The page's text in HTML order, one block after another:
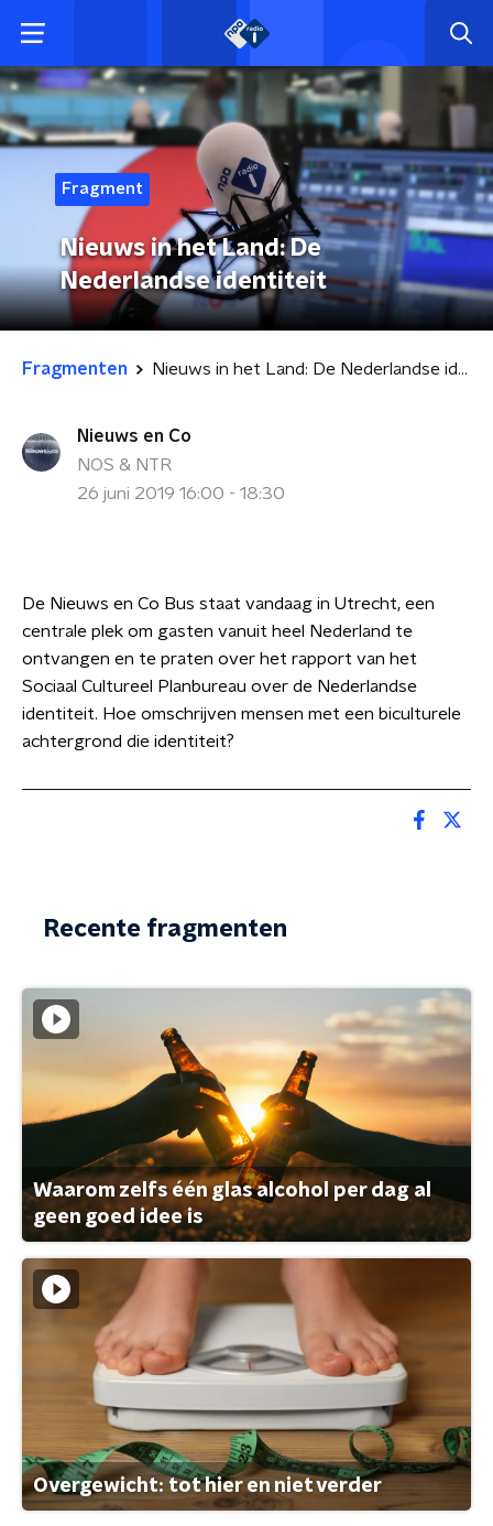
Fragment
Nieuws in het Land: De
Nederlandse identiteit
Fragmenten Nieuws in het Land: De Nederlandse identiteit
Nieuws en Co
NOS & NTR
26 juni 2019 16:00 - 18:30
De Nieuws en Co Bus staat vandaag in Utrecht, een
centrale plek om gasten vanuit heel Nederland te
ontvangen en te praten over het rapport van het
Sociaal Cultureel Planbureau over de Nederlandse
identiteit. Hoe omschrijven mensen met een biculturele
achtergrond die identiteit?
Recente fragmenten
Waarom zelfs één glas alcohol per dag al
geen goed idee is
Overgewicht: tot hier en niet verder